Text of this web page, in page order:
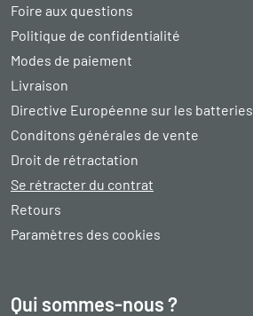
Foire aux questions
Politique de confidentialité
Modes de paiement
Livraison
Directive Européenne sur les batteries
Conditons générales de vente
Droit de rétractation
Se rétracter du contrat
Retours
Paramètres des cookies
Qui sommes-nous ?